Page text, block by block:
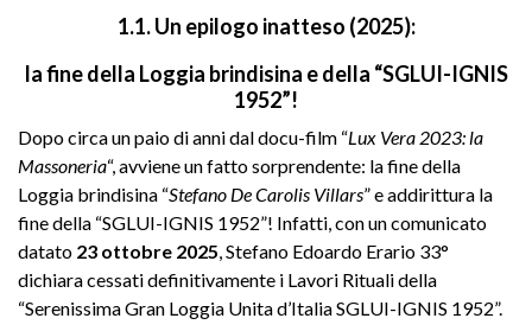
1.1. Un epilogo inatteso (2025):
la fine della Loggia brindisina e della “SGLUI-IGNIS
1952”!
Dopo circa un paio di anni dal docu-film “Lux Vera 2023: la
Massoneria“, avviene un fatto sorprendente: la fine della
Loggia brindisina “Stefano De Carolis Villars” e addirittura la
fine della “SGLUI-IGNIS 1952”! Infatti, con un comunicato
datato 23 ottobre 2025 , Stefano Edoardo Erario 33°
dichiara cessati definitivamente i Lavori Rituali della
“Serenissima Gran Loggia Unita d’Italia SGLUI-IGNIS 1952”.